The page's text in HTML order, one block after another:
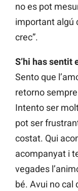
no es pot
important algú
crec”.
S’hi has sentit
Sento que
retorno
Intento ser
pot ser
costat. Qui
acompanyat i
vegades
bé. Avui no cal